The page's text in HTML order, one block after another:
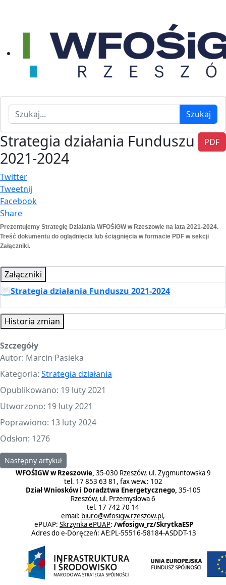
Szukaj Szukaj
PDF
Strategia działania Funduszu
2021-2024
Twitter
Tweetnij
Facebook
Share
Prezentujemy Strategię Działania WFOŚiGW w Rzeszowie na lata 2021-2024.
Treść dokumentu do oglądnięcia lub ściągnięcia w formacie PDF w sekcji
Załączniki.
Załączniki
📃Strategia działania Funduszu 2021-2024
Historia zmian
Szczegóły
Autor: Marcin Pasieka
Kategoria: Strategia działania
Opublikowano: 19 luty 2021
Utworzono: 19 luty 2021
Poprawiono: 13 luty 2024
Odsłon: 1276
Następny artykuł: Strategia działania Funduszu 2017-2020
Następny artykuł
WFOŚIGW w Rzeszowie, 35-030 Rzeszów, ul. Zygmuntowska 9
tel. 17 853 63 81, fax wew.: 102
Dział Wniosków i Doradztwa Energetycznego, 35-105
Rzeszów, ul. Przemysłowa 6
tel. 17 742 70 14
email: biuro@wfosigw.rzeszow.pl,
ePUAP: Skrzynka ePUAP: /wfosigw_rz/SkrytkaESP
Adres do e-Doręczeń: AE:PL-55516-58184-ASDDT-13